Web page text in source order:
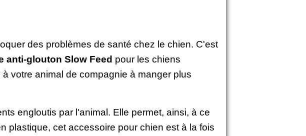
des problèmes de santé chez le chien. C'est
anti-glouton Slow Feed pour les chiens
votre animal de compagnie à manger plus
engloutis par l'animal. Elle permet, ainsi, à ce
plastique, cet accessoire pour chien est à la fois